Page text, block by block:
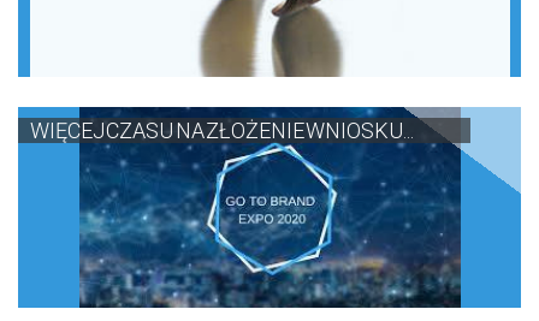
WIĘCEJ CZASU NA ZŁOŻENIE WNIOSKU...